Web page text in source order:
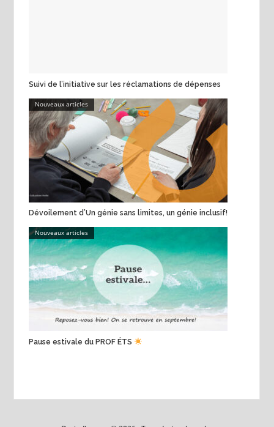
Suivi de l’initiative sur les réclamations de dépenses
Nouveaux articles
Dévoilement d’Un génie sans limites, un génie inclusif!
Nouveaux articles
Pause estivale du PROF ÉTS